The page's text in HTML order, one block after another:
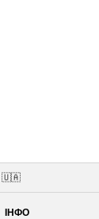
🇺🇦
ІНФО